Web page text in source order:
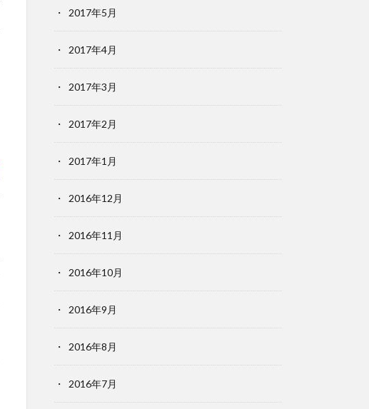
2017年5月
2017年4月
2017年3月
2017年2月
2017年1月
2016年12月
2016年11月
2016年10月
2016年9月
2016年8月
2016年7月